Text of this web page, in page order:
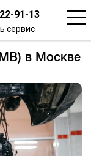
91-13
сервис
в Москве